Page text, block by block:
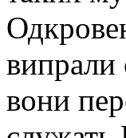
випрали
вони